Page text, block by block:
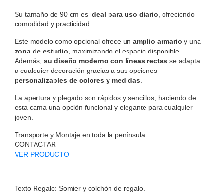
Su tamaño de 90 cm es ideal para uso diario , ofreciendo
comodidad y practicidad.
Este modelo como opcional ofrece un amplio armario y una
zona de estudio , maximizando el espacio disponible.
Además, su diseño moderno con líneas rectas se adapta
a cualquier decoración gracias a sus opciones
personalizables de colores y medidas
La apertura y plegado son rápidos y sencillos, haciendo de
esta cama una opción funcional y elegante para cualquier
joven.
Transporte y Montaje en toda la península
CONTACTAR
VER PRODUCTO
Texto Regalo: Somier y colchón de regalo.